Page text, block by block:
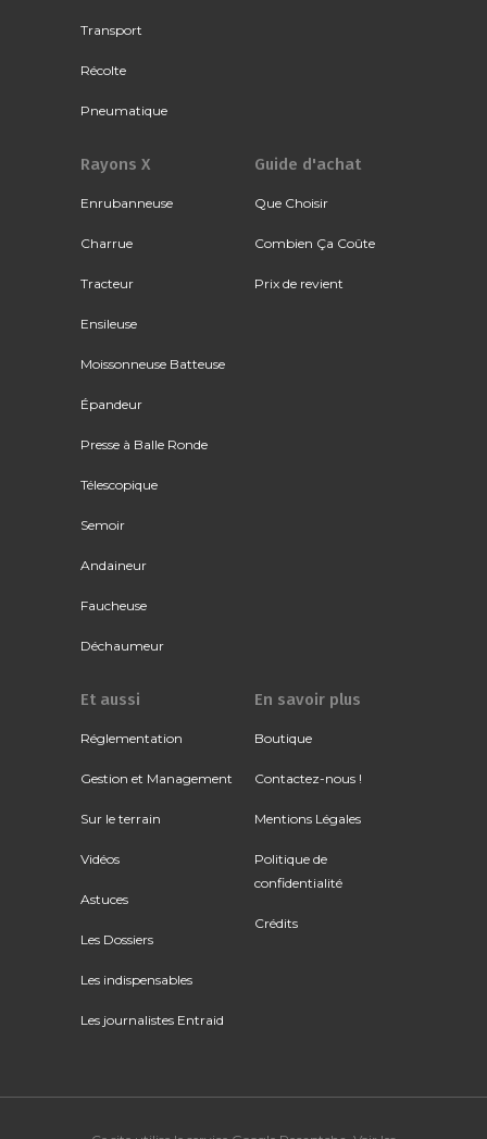
Transport
Récolte
Pneumatique
Rayons X
Enrubanneuse
Charrue
Tracteur
Ensileuse
Moissonneuse Batteuse
Épandeur
Presse à Balle Ronde
Télescopique
Semoir
Andaineur
Faucheuse
Déchaumeur
Guide d'achat
Que Choisir
Combien Ça Coûte
Prix de revient
Et aussi
Réglementation
Gestion et Management
Sur le terrain
Vidéos
Astuces
Les Dossiers
Les indispensables
Les journalistes Entraid
En savoir plus
Boutique
Contactez-nous !
Mentions Légales
Politique de
confidentialité
Crédits